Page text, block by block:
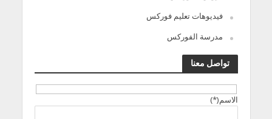
فيديوهات تعليم فوركس
مدرسة الفوركس
تواصل معنا
الاسم(*)